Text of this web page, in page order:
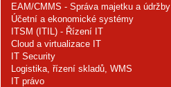
EAM/CMMS - Správa majetku a údržby
Účetní a ekonomické systémy
ITSM (ITIL) - Řízení IT
Cloud a virtualizace IT
IT Security
Logistika, řízení skladů, WMS
IT právo